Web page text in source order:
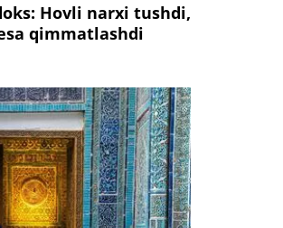
Hovli narxi tushdi,
qimmatlashdi